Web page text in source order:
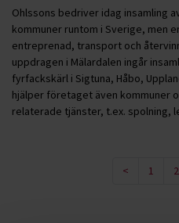
Ohlssons bedriver idag insamling
kommuner runtom i Sverige, men
entreprenad, transport och
uppdragen i Mälardalen ingår
fyrfackskärl i Sigtuna, Håbo,
hjälper företaget även kommuner
relaterade tjänster, t.ex. spolning,
< 1 2